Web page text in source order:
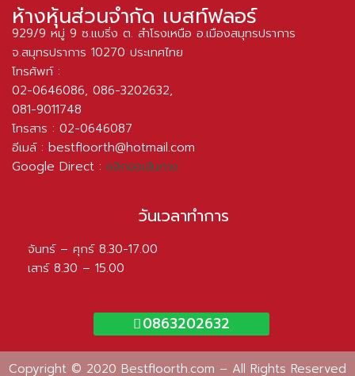
ห้างหุ้นส่วนจำกัด เบสท์ฟลอร์
929/9 หมู่ 9 ซ.แบริ่ง ต. สำโรงเหนือ อ.เมืองสมุทรปราการ
จ.สมุทรปราการ 10270 ประเทศไทย
โทรศัพท์ :
02-0646086, 086-3202632,
081-9011748
โทรสาร : 02-0646087
อีเมล์ : bestfloorth@hotmail.com
Google Direct : คลิกขอเส้นทาง
วันเวลาทำการ
จันทร์ – ศุกร์ 8.30-17.00
เสาร์ 8.30 – 15.00
0863202632
Copyright © 2020 Bestfloorth.com – All Rights Reserved